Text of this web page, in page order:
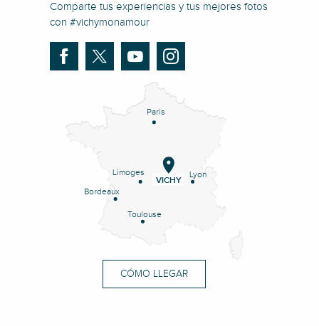
Comparte tus experiencias y tus mejores fotos
con #vichymonamour
Paris
Lyon
Limoges
Bordeaux
Toulouse
VICHY
CÓMO LLEGAR